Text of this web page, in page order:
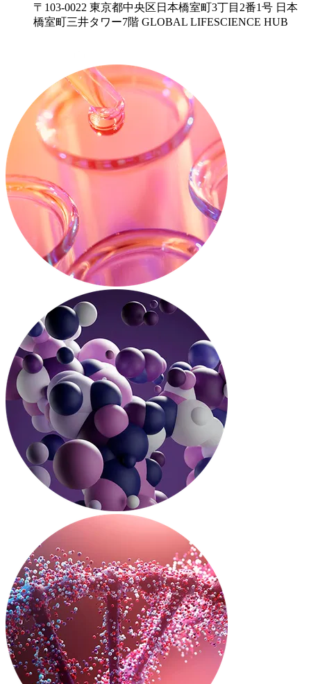
〒103-0022 東京都中央区日本橋室町3丁目2番1号 日本
橋室町三井タワー7階 GLOBAL LIFESCIENCE HUB